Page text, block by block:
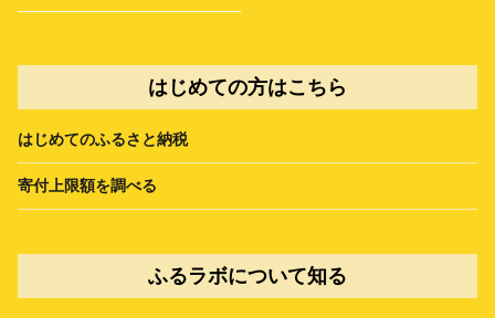
はじめての方はこちら
はじめてのふるさと納税
寄付上限額を調べる
ふるラボについて知る